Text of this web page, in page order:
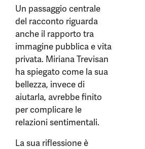
Un passaggio centrale
del racconto riguarda
anche il rapporto tra
immagine pubblica e vita
privata. Miriana Trevisan
ha spiegato come la sua
bellezza, invece di
aiutarla, avrebbe finito
per complicare le
relazioni sentimentali.
La sua riflessione è